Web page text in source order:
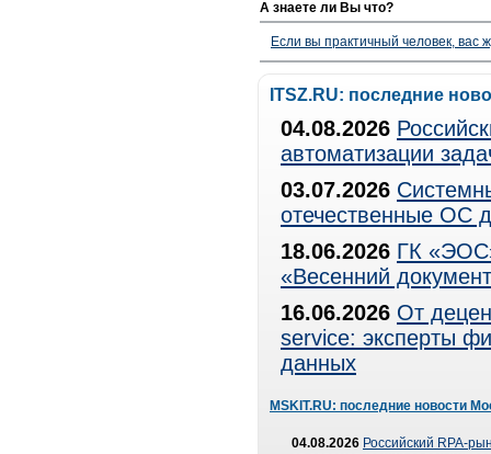
А знаете ли Вы что?
Если вы практичный человек, вас
ITSZ.RU: последние
04.08.2026
автоматизации
03.07.2026
отечественные ОС
18.06.2026 ГК
«Весенний
16.06.2026 От
service: эксперты
данных
MSKIT.RU: последние новости
04.08.2026 Российский RPA-